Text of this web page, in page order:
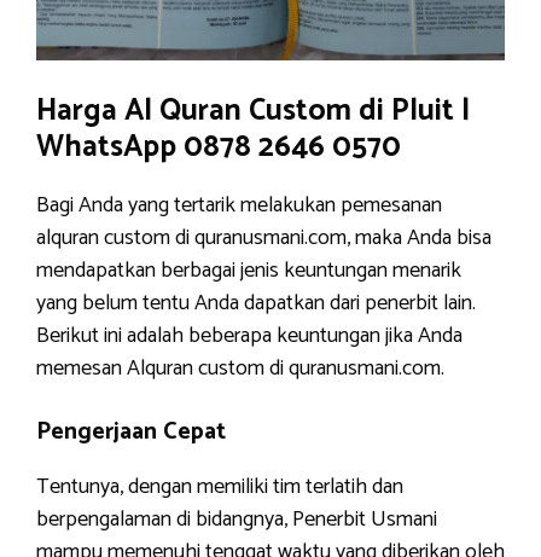
Harga Al Quran Custom di Pluit |
WhatsApp 0878 2646 0570
Bagi Anda yang tertarik melakukan pemesanan
alquran custom di quranusmani.com, maka Anda bisa
mendapatkan berbagai jenis keuntungan menarik
yang belum tentu Anda dapatkan dari penerbit lain.
Berikut ini adalah beberapa keuntungan jika Anda
memesan Alquran custom di quranusmani.com.
Pengerjaan Cepat
Tentunya, dengan memiliki tim terlatih dan
berpengalaman di bidangnya, Penerbit Usmani